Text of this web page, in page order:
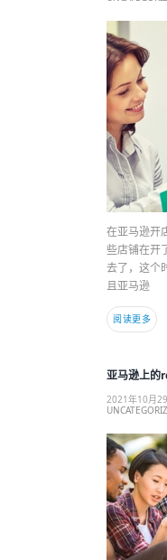
在亚马逊开
些店铺在开
去了，这个
且亚马逊
阅读更多
亚马逊上的
2021年10月